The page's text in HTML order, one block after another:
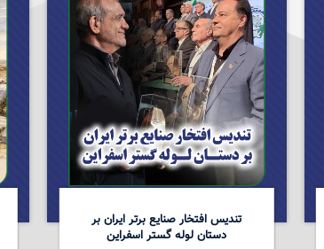
تندیس افتخار صنایع برتر ایران بر
دستان لوله گستر اسفراین